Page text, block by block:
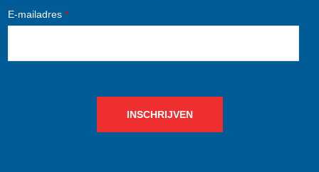
E-mailadres *
INSCHRIJVEN